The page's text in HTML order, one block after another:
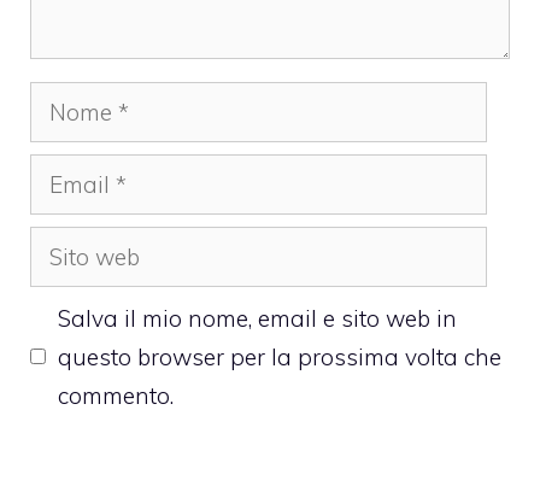
Nome
Email
Sito
web
Salva il mio nome, email e sito web in
questo browser per la prossima volta che
commento.